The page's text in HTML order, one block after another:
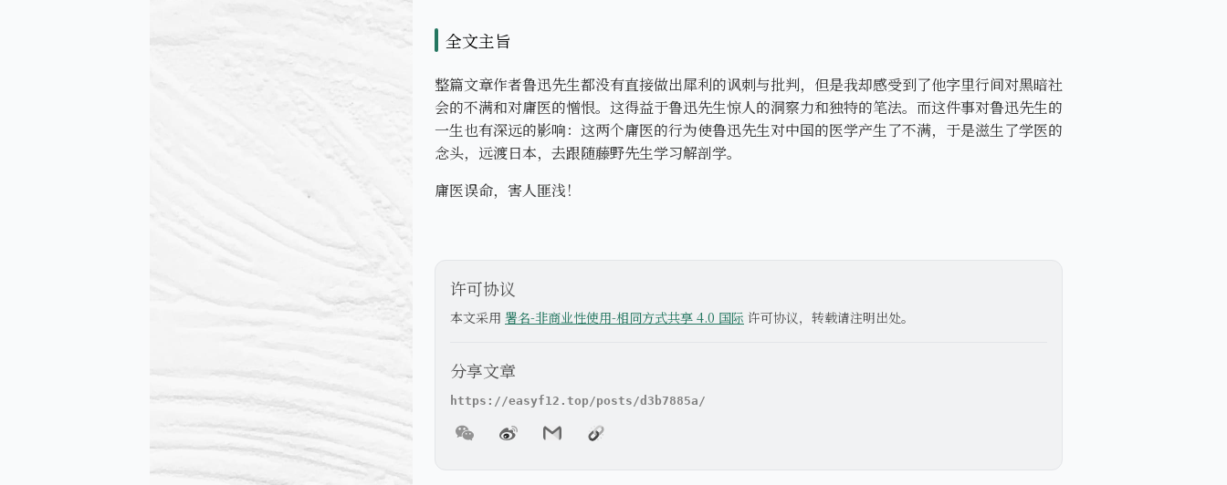
全文主旨
整篇文章作者鲁迅先生都没有直接做出犀利的讽刺与批判，但是我却感受到了他字里行间对黑暗社
会的不满和对庸医的憎恨。这得益于鲁迅先生惊人的洞察力和独特的笔法。而这件事对鲁迅先生的
一生也有深远的影响：这两个庸医的行为使鲁迅先生对中国的医学产生了不满，于是滋生了学医的
念头，远渡日本，去跟随藤野先生学习解剖学。
庸医误命，害人匪浅！
许可协议
本文采用 署名-非商业性使用-相同方式共享 4.0 国际 许可协议，转载请注明出处。
分享文章